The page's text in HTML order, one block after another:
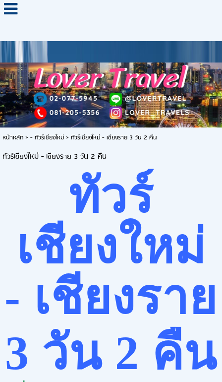
หน้าหลัก> - ทัวร์เชียงใหม่> ทัวร์เชียงใหม่ - เชียงราย 3 วัน 2 คืน
ทัวร์เชียงใหม่ - เชียงราย 3 วัน 2 คืน
ทัวร์
เชียงใหม่
- เชียงราย
3 วัน 2 คืน